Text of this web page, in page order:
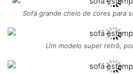
Sofá grande cheio de cores para
Um modelo super retrô,